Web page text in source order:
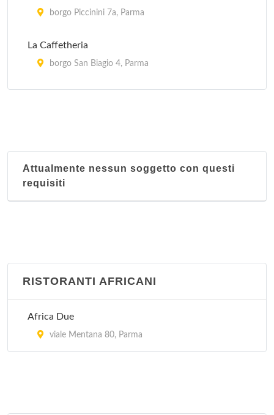
borgo Piccinini 7a, Parma
La Caffetheria
borgo San Biagio 4, Parma
piazza Ubaldi 1, Felino
Attualmente nessun soggetto con questi
requisiti
RISTORANTI AFRICANI
Africa Due
viale Mentana 80, Parma